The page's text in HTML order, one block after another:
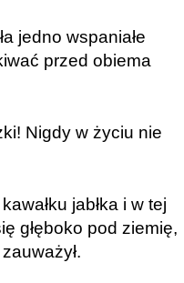
jedno wspaniałe
przed obiema
Nigdy w życiu nie
jabłka i w tej
głęboko pod ziemię,